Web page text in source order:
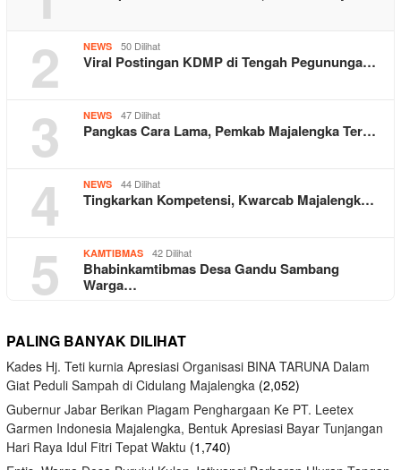
2 NEWS 50 Dilihat
Viral Postingan KDMP di Tengah Pegununga…
3 NEWS 47 Dilihat
Pangkas Cara Lama, Pemkab Majalengka Ter…
4 NEWS 44 Dilihat
Tingkarkan Kompetensi, Kwarcab Majalengk…
5 KAMTIBMAS 42 Dilihat
Bhabinkamtibmas Desa Gandu Sambang
Warga…
PALING BANYAK DILIHAT
Kades Hj. Teti kurnia Apresiasi Organisasi BINA TARUNA Dalam
Giat Peduli Sampah di Cidulang Majalengka (2,052)
Gubernur Jabar Berikan Piagam Penghargaan Ke PT. Leetex
Garmen Indonesia Majalengka, Bentuk Apresiasi Bayar Tunjangan
Hari Raya Idul Fitri Tepat Waktu (1,740)